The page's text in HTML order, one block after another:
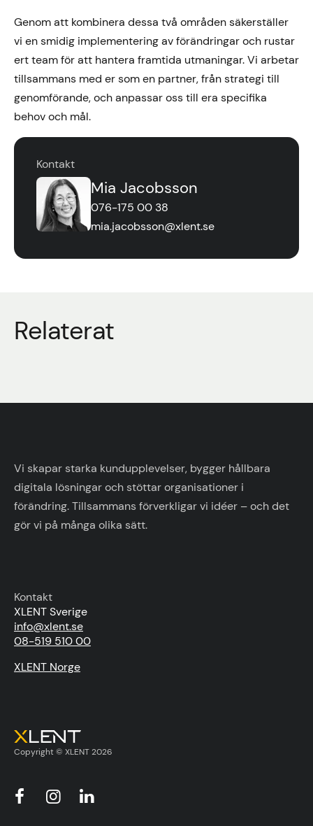
Genom att kombinera dessa två områden säkerställer
vi en smidig implementering av förändringar och rustar
ert team för att hantera framtida utmaningar. Vi arbetar
tillsammans med er som en partner, från strategi till
genomförande, och anpassar oss till era specifika
behov och mål.
Kontakt
Mia Jacobsson
076-175 00 38
mia.jacobsson@xlent.se
Relaterat
Vi skapar starka kundupplevelser, bygger hållbara
digitala lösningar och stöttar organisationer i
förändring. Tillsammans förverkligar vi idéer – och det
gör vi på många olika sätt.
Kontakt
XLENT Sverige
info@xlent.se
08-519 510 00
XLENT Norge
Copyright © XLENT 2026